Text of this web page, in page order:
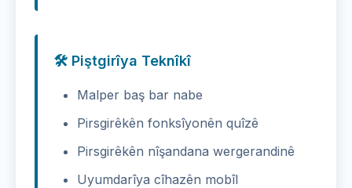
🛠️ Piştgirîya Teknîkî
Malper baş bar nabe
Pirsgirêkên fonksîyonên quîzê
Pirsgirêkên nîşandana wergerandinê
Uyumdarîya cîhazên mobîl